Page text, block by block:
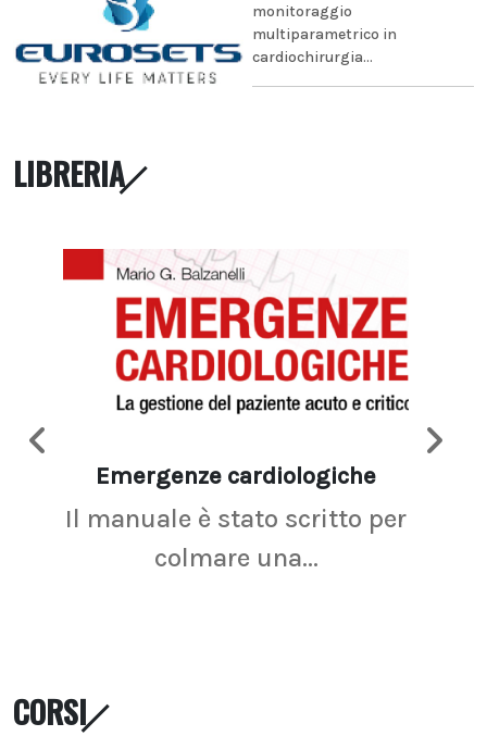
monitoraggio
multiparametrico in
cardiochirurgia...
LIBRERIA
Emergenze cardiologiche
Il manuale è stato scritto per
colmare una...
CORSI